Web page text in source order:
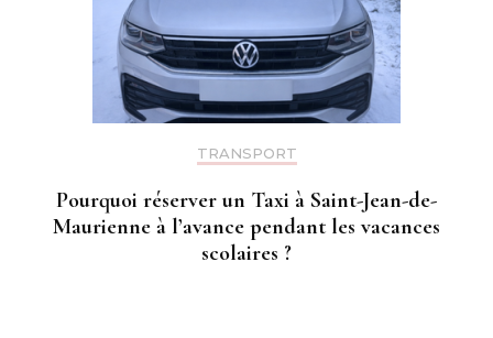
TRANSPORT
Pourquoi réserver un Taxi à Saint-Jean-de-
Maurienne à l’avance pendant les vacances
scolaires ?